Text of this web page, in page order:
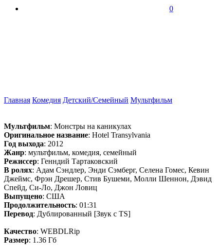
0
Главная Комедия Детский/Семейный Мультфильм
Мультфильм: Монстры на каникулах
Оригинальное название: Hotel Transylvania
Год выхода: 2012
Жанр: мультфильм, комедия, семейный
Режиссер: Генндий Тартаковский
В ролях: Адам Сэндлер, Энди Сэмберг, Селена Гомес, Кевин
Джеймс, Фрэн Дрешер, Стив Бушеми, Молли Шеннон, Дэвид
Спейд, Си-Ло, Джон Ловиц
Выпущено: США
Продолжительность: 01:31
Перевод: Дублированный [Звук с TS]
Качество: WEBDLRip
Размер: 1.36 Гб